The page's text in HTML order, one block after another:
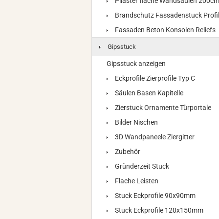
Brandschutz Fassadenstuck
Fassaden Beton Konsolen Reliefs
Gipsstuck
Gipsstuck anzeigen
Eckprofile Zierprofile Typ C
Säulen Basen Kapitelle
Zierstuck Ornamente Türportale
Bilder Nischen
3D Wandpaneele Ziergitter
Zubehör
Gründerzeit Stuck
Flache Leisten
Stuck Eckprofile 90x90mm
Stuck Eckprofile 120x150mm